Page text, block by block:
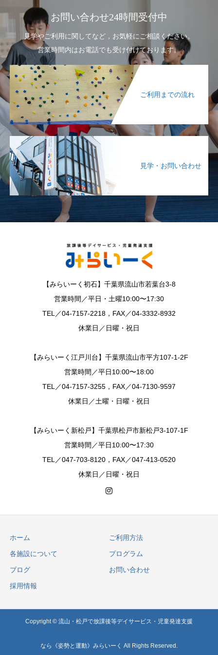
お問い合わせ24時間受付中
見学やご利用に関してなど，お気軽にご相談ください。
営業時間内はお電話でも受け付けております。
ご利用までの流れ
見学・お問い合わせ
【みらいーく初石】千葉県流山市若葉台3-8
営業時間／平日・土曜10:00〜17:30
TEL／04-7157-2218，FAX／04-3332-8932
休業日／日曜・祝日
【みらいーく江戸川台】千葉県流山市平方107-1-2F
営業時間／平日10:00〜18:00
TEL／04-7157-3255，FAX／04-7130-9597
休業日／土曜・日曜・祝日
【みらいーく新松戸】千葉県松戸市新松戸3-107-1F
営業時間／平日10:00〜17:30
TEL／047-703-8120，FAX／047-413-0520
休業日／日曜・祝日
ホーム ご利用方法
各施設について プログラム
ブログ お問い合わせ
採用情報
Copyright © 流山・松戸で放課後等デイサービス・児童発達支援
なら《姿勢と運動》みらいーく All Rights Reserved.